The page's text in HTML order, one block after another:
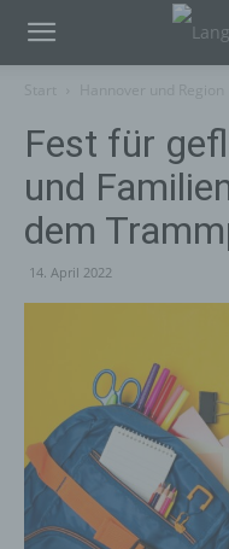
Fest für
und
dem
14. April 2022